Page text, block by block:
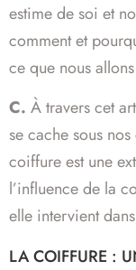
estime de soi et
comment et
ce que nous
C. À travers cet
se cache sous
coiffure est une
l’influence de la
elle intervient
LA COIFFURE :